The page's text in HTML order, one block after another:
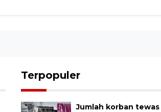
Terpopuler
Jumlah korban